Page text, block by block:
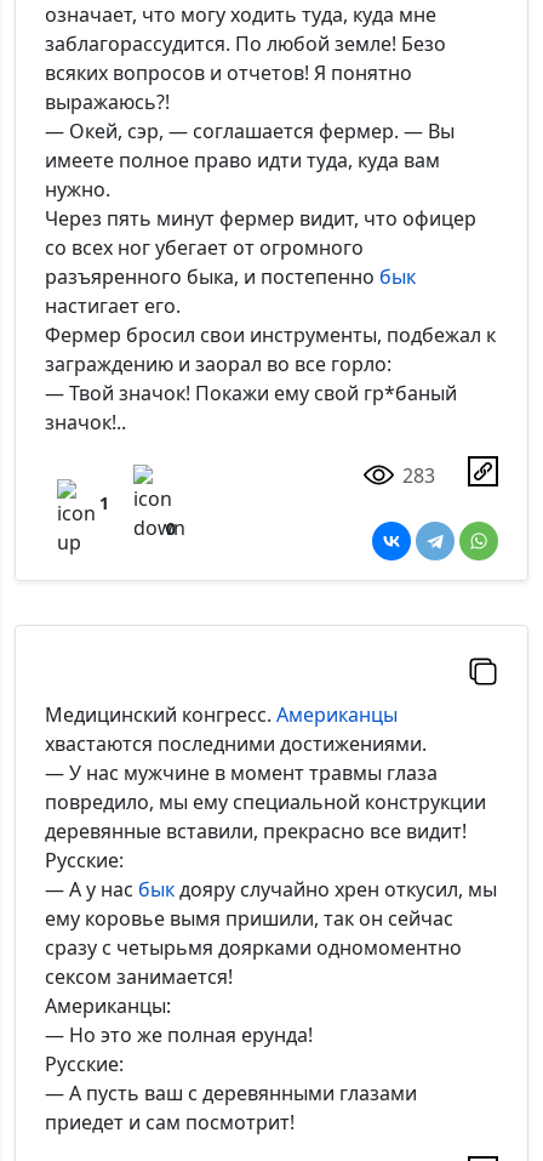
означает, что могу ходить туда, куда мне
заблагорассудится. По любой земле! Безо
всяких вопросов и отчетов! Я понятно
выражаюсь?!
— Окей, сэр, — соглашается фермер. — Вы
имеете полное право идти туда, куда вам
нужно.
Через пять минут фермер видит, что офицер
со всех ног убегает от огромного
разъяренного быка, и постепенно бык
настигает его.
Фермер бросил свои инструменты, подбежал к
заграждению и заорал во все горло:
— Твой значок! Покажи ему свой гр*баный
значок!..
1
0
283
Медицинский конгресс. Американцы
хвастаются последними достижениями.
— У нас мужчине в момент травмы глаза
повредило, мы ему специальной конструкции
деревянные вставили, прекрасно все видит!
Русские:
— А у нас быкдояру случайно хрен откусил, мы
ему коровье вымя пришили, так он сейчас
сразу с четырьмя доярками одномоментно
сексом занимается!
Американцы:
— Но это же полная ерунда!
Русские:
— А пусть ваш с деревянными глазами
приедет и сам посмотрит!